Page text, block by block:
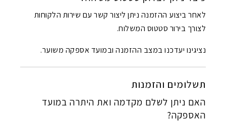
לאחר ביצוע ההזמנה ניתן ליצור קשר עם שירות הלקוחות
לצורך בירור סטטוס המשלוח.
נציגינו יעדכנו במצב ההזמנה ובמועד אספקה משוער.
תשלומים והזמנות
האם ניתן לשלם מקדמה ואת היתרה במועד
האספקה?